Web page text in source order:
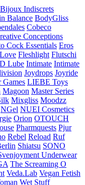
Bijoux Indiscrets
Balance BodyGliss
Cobeco
Conceptions
Cock Essentials Eros
Fleshlight Flutschi
Lube Intimate Intimate
Joydrops Joyride
Games LIEBE Toys
Magoon Master Series
Mixgliss Moodzz
NGel NUEI Cosmetics
Orion OTOUCH
Pharmquests Pjur
Rebel Reload Ruf
Shiatsu SONO
Underwear
The Screaming O
Veda.Lab Vegan Fetish
Wet Stuff